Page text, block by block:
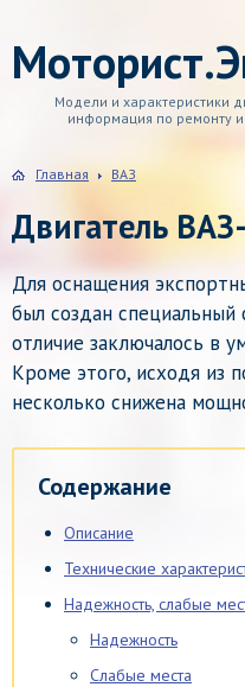
Модели и характеристики
информация по ремонту
Главная ВАЗ
Двигатель
Для оснащения
был создан специальный
отличие заключалось в
Кроме этого, исходя из
несколько снижена
Содержание
Описание
Технические
Надежность, слабые
Надежность
Слабые места